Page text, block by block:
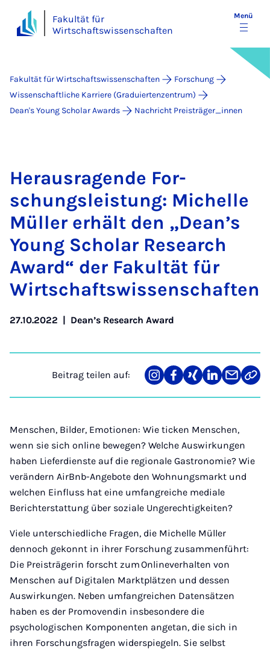
Fakultät für
Wirtschaftswissenschaften
Menü
Fakultät für Wirtschaftswissenschaften
Forschung
Wissenschaftliche Karriere (Graduiertenzentrum)
Dean's Young Scholar Awards
Nachricht Preisträger_innen
Her­aus­ra­gen­de For­
schungs­leis­tung: Mi­chel­le
Mül­ler er­hält den „De­an’s
Young Scholar Re­sea­rch
Award“ der Fa­kul­tät für
Wirt­schafts­wis­sen­schaf­ten
27.10.2022 | Dean’s Research Award
Beitrag teilen auf:
Teilen
auf
Teilen
auf
Teilen
auf
Teilen
auf
Teilen
über
Link
Menschen, Bilder, Emotionen: Wie ticken Menschen,
wenn sie sich online bewegen? Welche Auswirkungen
haben Lieferdienste auf die regionale Gastronomie? Wie
verändern AirBnb-Angebote den Wohnungsmarkt und
welchen Einfluss hat eine umfangreiche mediale
Berichterstattung über soziale Ungerechtigkeiten?
Viele unterschiedliche Fragen, die Michelle Müller
dennoch gekonnt in ihrer Forschung zusammenführt:
Die Preisträgerin forscht zum Onlineverhalten von
Menschen auf Digitalen Marktplätzen und dessen
Auswirkungen. Neben umfangreichen Datensätzen
haben es der Promovendin insbesondere die
psychologischen Komponenten angetan, die sich in
ihren Forschungsfragen widerspiegeln. Sie selbst